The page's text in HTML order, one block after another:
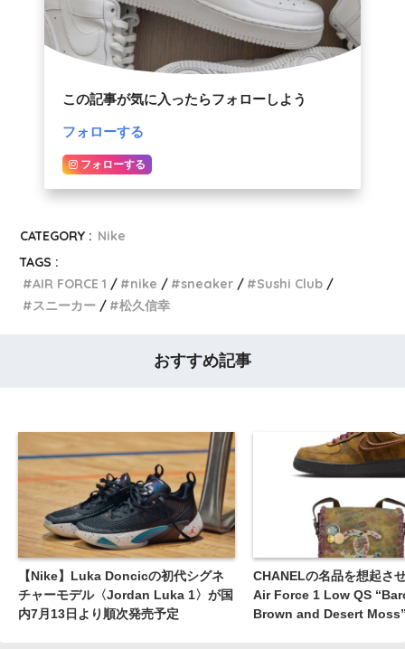
この記事が気に入ったらフォローしよう
フォローする
フォローする
CATEGORY : Nike
TAGS :
AIR FORCE 1
nike sneaker
Sushi Club
スニーカー
松久信幸
おすすめ記事
【Nike】Luka Doncicの初代シグネ
チャーモデル〈Jordan Luka 1〉が国
内7月13日より順次発売予定
CHANELの名品を想起さ
Air Force 1 Low QS
Brown and Desert